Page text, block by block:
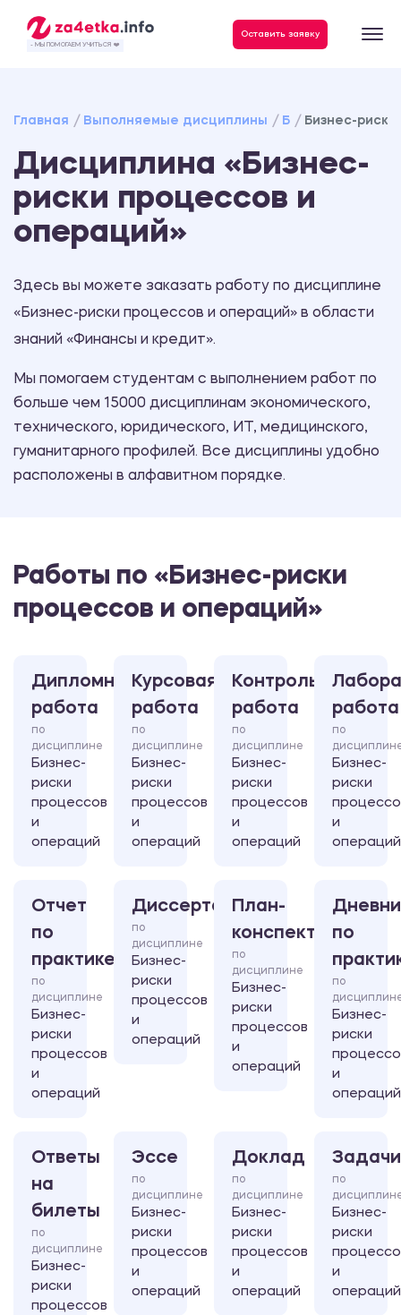
- МЫ ПОМОГАЕМ УЧИТЬСЯ ❤️
Оставить заявку
Главная Выполняемые дисциплины Б Бизнес-
Дисциплина «Бизнес-
риски процессов и
операций»
Здесь вы можете заказать работу по дисциплине
«Бизнес-риски процессов и операций» в области
знаний «Финансы и кредит».
Мы помогаем студентам с выполнением работ по
больше чем 15000 дисциплинам экономического,
технического, юридического, ИТ, медицинского,
гуманитарного профилей. Все дисциплины удобно
расположены в алфавитном порядке.
Работы по «Бизнес-риски
процессов и операций»
Дипломная
работа
по
дисциплине
Бизнес-
риски
процессов
и
операций
Курсовая
работа
по
дисциплине
Бизнес-
риски
процессов
и
операций
Контрольная
работа
по
дисциплине
Бизнес-
риски
процессов
и
операций
работа
по
Бизнес-
риски
и
операций
Отчет
по
практике
по
дисциплине
Бизнес-
риски
процессов
и
операций
Диссертация
по
дисциплине
Бизнес-
риски
процессов
и
операций
План-
конспект
по
дисциплине
Бизнес-
риски
процессов
и
операций
по
по
Бизнес-
риски
и
операций
Ответы
на
билеты
по
дисциплине
Бизнес-
риски
процессов
Эссе
по
дисциплине
Бизнес-
риски
процессов
и
операций
Доклад
по
дисциплине
Бизнес-
риски
процессов
и
операций
Задачи
по
Бизнес-
риски
и
операций